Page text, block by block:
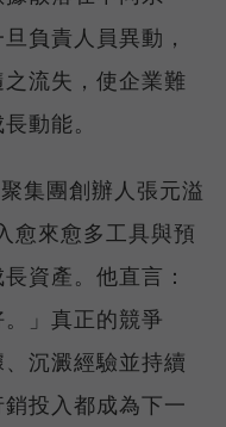
負責人員異動，
流失，使企業難
動能。
集團創辦人張元溢
愈來愈多工具與預
資產。他直言：
。」真正的競爭
沉澱經驗並持續
投入都成為下一